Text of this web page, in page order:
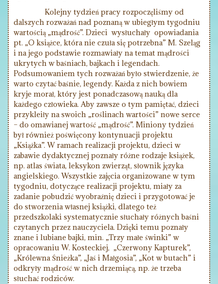
Kolejny tydzień pracy rozpoczęliśmy od
dalszych rozważań nad poznaną w ubiegłym tygodniu
wartością „mądrość”. Dzieci wysłuchały opowiadania
pt. „O książce, która nie czuła się potrzebna” M. Szeląg
i na jego podstawie rozmawiały na temat mądrości
ukrytych w baśniach, bajkach i legendach.
Podsumowaniem tych rozważań było stwierdzenie, że
warto czytać baśnie, legendy. Każda z nich bowiem
kryje morał, który jest ponadczasową nauką dla
każdego człowieka. Aby zawsze o tym pamiętać, dzieci
przykleiły na swoich „roślinach wartości” nowe serce
– do omawianej wartość „mądrość”. Miniony tydzień
był również poświęcony kontynuacji projektu
„Książka”. W ramach realizacji projektu, dzieci w
zabawie dydaktycznej poznały różne rodzaje książek,
np. atlas świata, leksykon zwierząt, słownik języka
angielskiego. Wszystkie zajęcia organizowane w tym
tygodniu, dotyczące realizacji projektu, miały za
zadanie pobudzić wyobraźnię dzieci i przygotować je
do stworzenia własnej książki, dlatego też
przedszkolaki systematycznie słuchały różnych baśni
czytanych przez nauczyciela. Dzięki temu poznały
znane i lubiane bajki, min. „Trzy małe świnki” w
opracowaniu W. Kosteckiej, „Czerwony Kapturek”,
„Królewna Śnieżka”, „Jaś i Małgosia”, „Kot w butach” i
odkryły mądrość w nich drzemiącą, np. że trzeba
słuchać rodziców.